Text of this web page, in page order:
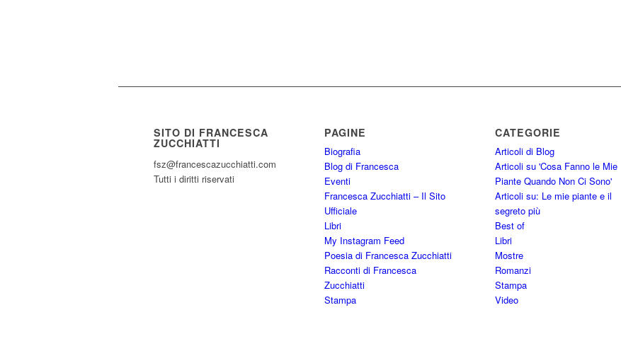
SITO DI FRANCESCA
ZUCCHIATTI
fsz@francescazucchiatti.com
Tutti i diritti riservati
PAGINE
Biografia
Blog di Francesca
Eventi
Francesca Zucchiatti – Il Sito
Ufficiale
Libri
My Instagram Feed
Poesia di Francesca Zucchiatti
Racconti di Francesca
Zucchiatti
Stampa
CATEGORIE
Articoli di Blog
Articoli su 'Cosa Fanno le Mie
Piante Quando Non Ci Sono'
Articoli su: Le mie piante e il
segreto più
Best of
Libri
Mostre
Romanzi
Stampa
Video